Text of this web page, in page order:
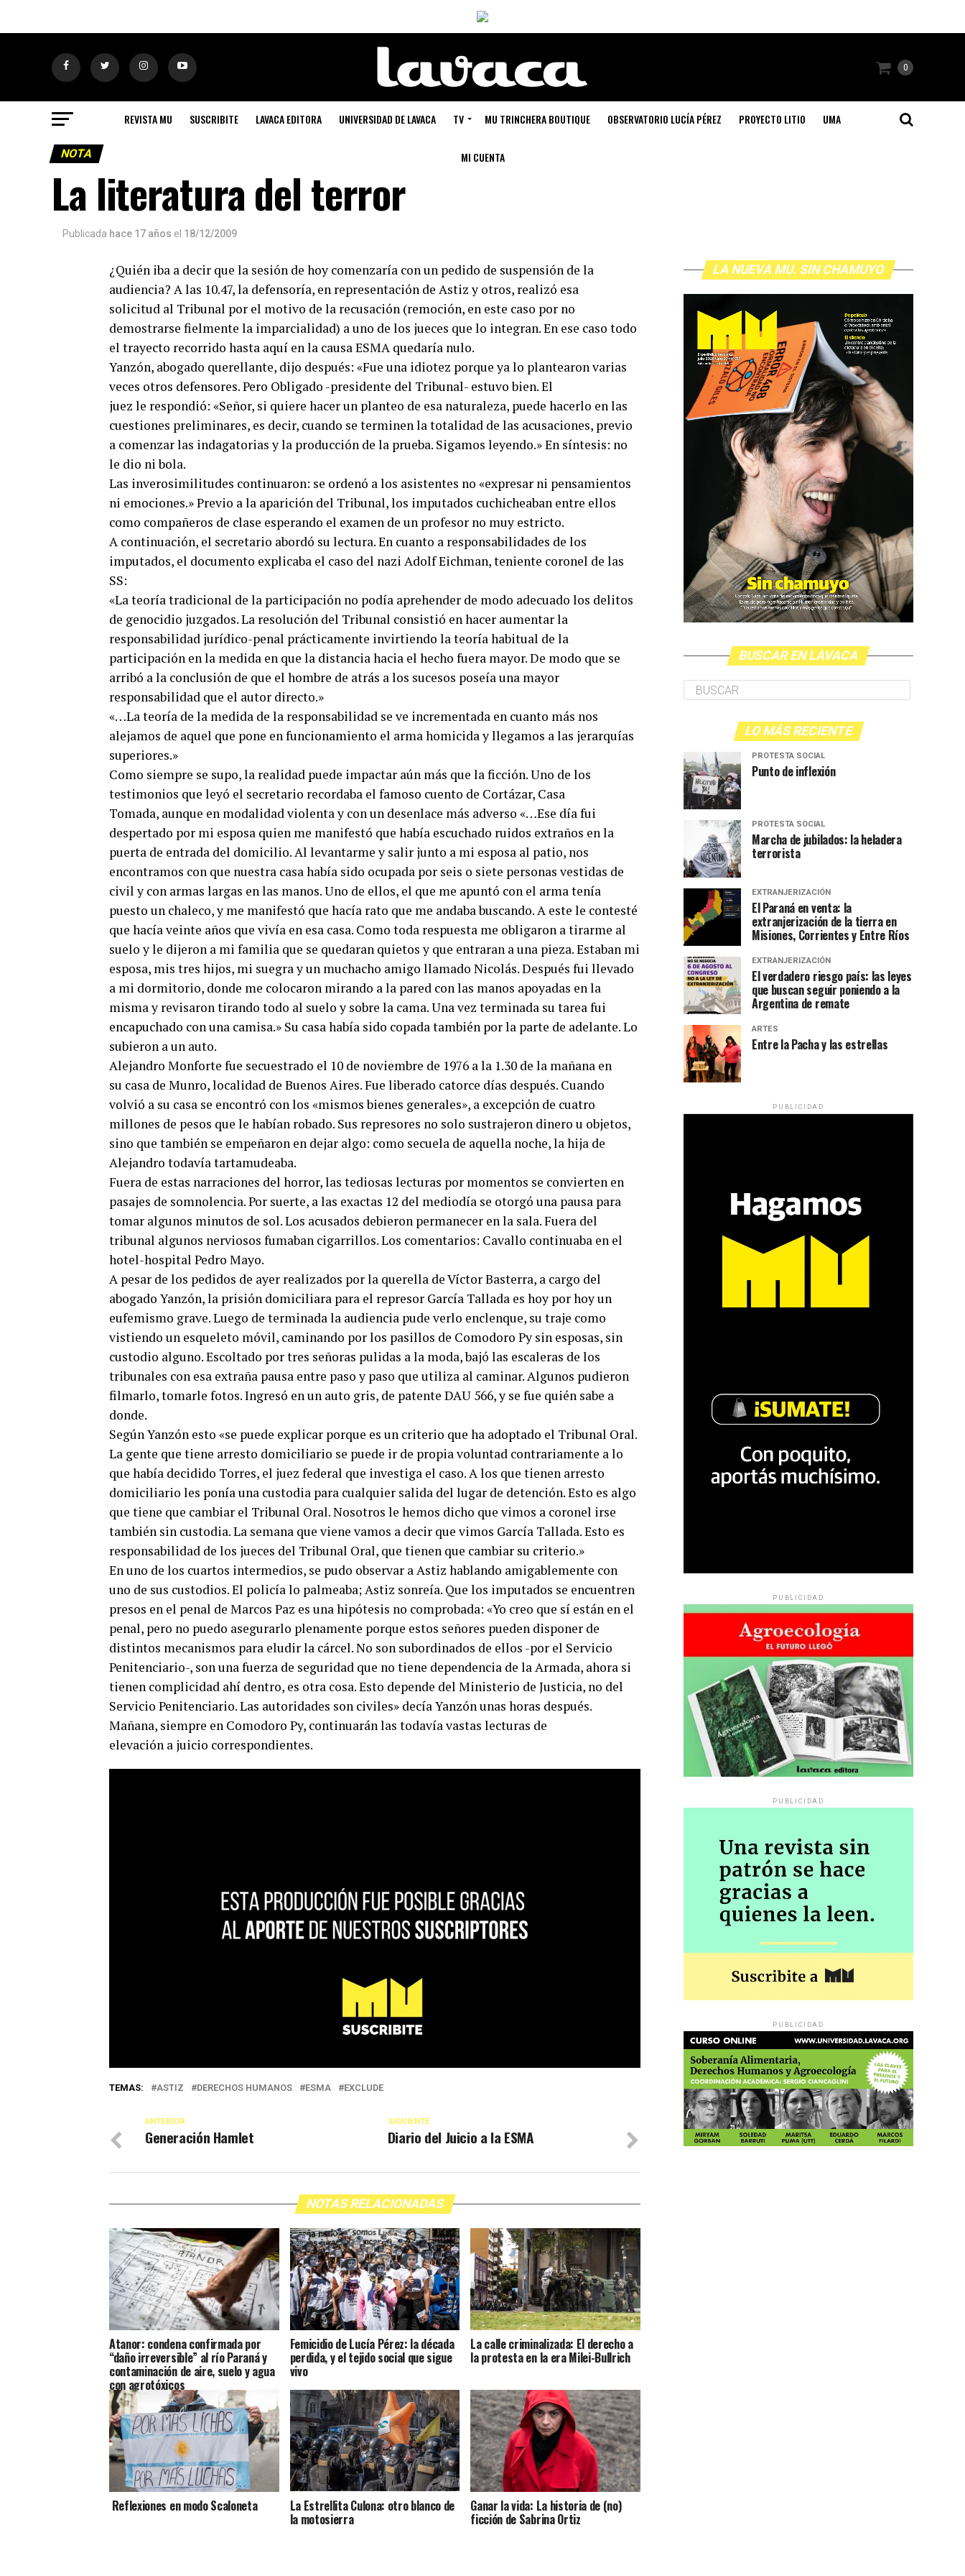
0
REVISTA MU SUSCRIBITE LAVACA EDITORA UNIVERSIDAD DE LAVACA TV MU TRINCHERA BOUTIQUE OBSERVATORIO LUCÍA PÉREZ PROYECTO LITIO UMA
MI CUENTA
NOTA
La literatura del terror
Publicada hace 17 años el 18/12/2009
¿Quién iba a decir que la sesión de hoy comenzaría con un pedido de suspensión de la
audiencia? A las 10.47, la defensoría, en representación de Astiz y otros, realizó esa
solicitud al Tribunal por el motivo de la recusación (remoción, en este caso por no
demostrarse fielmente la imparcialidad) a uno de los jueces que lo integran. En ese caso todo
el trayecto recorrido hasta aquí en la causa ESMA quedaría nulo.
Yanzón, abogado querellante, dijo después: «Fue una idiotez porque ya lo plantearon varias
veces otros defensores. Pero Obligado -presidente del Tribunal- estuvo bien. El
juez le respondió: «Señor, si quiere hacer un planteo de esa naturaleza, puede hacerlo en las
cuestiones preliminares, es decir, cuando se terminen la totalidad de las acusaciones, previo
a comenzar las indagatorias y la producción de la prueba. Sigamos leyendo.» En síntesis: no
le dio ni bola.
Las inverosimilitudes continuaron: se ordenó a los asistentes no «expresar ni pensamientos
ni emociones.» Previo a la aparición del Tribunal, los imputados cuchicheaban entre ellos
como compañeros de clase esperando el examen de un profesor no muy estricto.
A continuación, el secretario abordó su lectura. En cuanto a responsabilidades de los
imputados, el documento explicaba el caso del nazi Adolf Eichman, teniente coronel de las
SS:
«La teoría tradicional de la participación no podía aprehender de modo adecuado los delitos
de genocidio juzgados. La resolución del Tribunal consistió en hacer aumentar la
responsabilidad jurídico-penal prácticamente invirtiendo la teoría habitual de la
participación en la medida en que la distancia hacia el hecho fuera mayor. De modo que se
arribó a la conclusión de que el hombre de atrás a los sucesos poseía una mayor
responsabilidad que el autor directo.»
«…La teoría de la medida de la responsabilidad se ve incrementada en cuanto más nos
alejamos de aquel que pone en funcionamiento el arma homicida y llegamos a las jerarquías
superiores.»
Como siempre se supo, la realidad puede impactar aún más que la ficción. Uno de los
testimonios que leyó el secretario recordaba el famoso cuento de Cortázar, Casa
Tomada, aunque en modalidad violenta y con un desenlace más adverso «…Ese día fui
despertado por mi esposa quien me manifestó que había escuchado ruidos extraños en la
puerta de entrada del domicilio. Al levantarme y salir junto a mi esposa al patio, nos
encontramos con que nuestra casa había sido ocupada por seis o siete personas vestidas de
civil y con armas largas en las manos. Uno de ellos, el que me apuntó con el arma tenía
puesto un chaleco, y me manifestó que hacía rato que me andaba buscando. A este le contesté
que hacía veinte años que vivía en esa casa. Como toda respuesta me obligaron a tirarme al
suelo y le dijeron a mi familia que se quedaran quietos y que entraran a una pieza. Estaban mi
esposa, mis tres hijos, mi suegra y un muchacho amigo llamado Nicolás. Después fui llevado
a mi dormitorio, donde me colocaron mirando a la pared con las manos apoyadas en la
misma y revisaron tirando todo al suelo y sobre la cama. Una vez terminada su tarea fui
encapuchado con una camisa.» Su casa había sido copada también por la parte de adelante. Lo
subieron a un auto.
Alejandro Monforte fue secuestrado el 10 de noviembre de 1976 a la 1.30 de la mañana en
su casa de Munro, localidad de Buenos Aires. Fue liberado catorce días después. Cuando
volvió a su casa se encontró con los «mismos bienes generales», a excepción de cuatro
millones de pesos que le habían robado. Sus represores no solo sustrajeron dinero u objetos,
sino que también se empeñaron en dejar algo: como secuela de aquella noche, la hija de
Alejandro todavía tartamudeaba.
Fuera de estas narraciones del horror, las tediosas lecturas por momentos se convierten en
pasajes de somnolencia. Por suerte, a las exactas 12 del mediodía se otorgó una pausa para
tomar algunos minutos de sol. Los acusados debieron permanecer en la sala. Fuera del
tribunal algunos nerviosos fumaban cigarrillos. Los comentarios: Cavallo continuaba en el
hotel-hospital Pedro Mayo.
A pesar de los pedidos de ayer realizados por la querella de Víctor Basterra, a cargo del
abogado Yanzón, la prisión domiciliara para el represor García Tallada es hoy por hoy un
eufemismo grave. Luego de terminada la audiencia pude verlo enclenque, su traje como
vistiendo un esqueleto móvil, caminando por los pasillos de Comodoro Py sin esposas, sin
custodio alguno. Escoltado por tres señoras pulidas a la moda, bajó las escaleras de los
tribunales con esa extraña pausa entre paso y paso que utiliza al caminar. Algunos pudieron
filmarlo, tomarle fotos. Ingresó en un auto gris, de patente DAU 566, y se fue quién sabe a
donde.
Según Yanzón esto «se puede explicar porque es un criterio que ha adoptado el Tribunal Oral.
La gente que tiene arresto domiciliario se puede ir de propia voluntad contrariamente a lo
que había decidido Torres, el juez federal que investiga el caso. A los que tienen arresto
domiciliario les ponía una custodia para cualquier salida del lugar de detención. Esto es algo
que tiene que cambiar el Tribunal Oral. Nosotros le hemos dicho que vimos a coronel irse
también sin custodia. La semana que viene vamos a decir que vimos García Tallada. Esto es
responsabilidad de los jueces del Tribunal Oral, que tienen que cambiar su criterio.»
En uno de los cuartos intermedios, se pudo observar a Astiz hablando amigablemente con
uno de sus custodios. El policía lo palmeaba; Astiz sonreía. Que los imputados se encuentren
presos en el penal de Marcos Paz es una hipótesis no comprobada: «Yo creo que sí están en el
penal, pero no puedo asegurarlo plenamente porque estos señores pueden disponer de
distintos mecanismos para eludir la cárcel. No son subordinados de ellos -por el Servicio
Penitenciario-, son una fuerza de seguridad que no tiene dependencia de la Armada, ahora si
tienen complicidad ahí dentro, es otra cosa. Esto depende del Ministerio de Justicia, no del
Servicio Penitenciario. Las autoridades son civiles» decía Yanzón unas horas después.
Mañana, siempre en Comodoro Py, continuarán las todavía vastas lecturas de
elevación a juicio correspondientes.
TEMAS: ASTIZ DERECHOS HUMANOS ESMA EXCLUDE
SIGUIENTE
Diario del Juicio a la ESMA
ANTERIOR
Generación Hamlet
NOTAS RELACIONADAS
Atanor: condena confirmada por
“daño irreversible” al río Paraná y
contaminación de aire, suelo y agua
con agrotóxicos
Femicidio de Lucía Pérez: la década
perdida, y el tejido social que sigue
vivo
La calle criminalizada: El derecho a
la protesta en la era Milei-Bullrich
Reflexiones en modo Scaloneta La Estrellita Culona: otro blanco de
la motosierra
Ganar la vida: La historia de (no)
ficción de Sabrina Ortiz
LA NUEVA MU. SIN CHAMUYO
BUSCAR EN LAVACA
LO MÁS RECIENTE
PROTESTA SOCIAL
Punto de inflexión
PROTESTA SOCIAL
Marcha de jubilados: la heladera
terrorista
EXTRANJERIZACIÓN
El Paraná en venta: la
extranjerización de la tierra en
Misiones, Corrientes y Entre Ríos
EXTRANJERIZACIÓN
El verdadero riesgo país: las leyes
que buscan seguir poniendo a la
Argentina de remate
ARTES
Entre la Pacha y las estrellas
PUBLICIDAD
PUBLICIDAD
PUBLICIDAD
PUBLICIDAD